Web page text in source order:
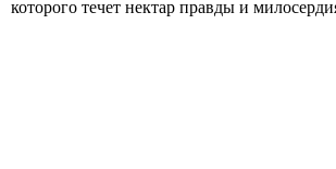
которого течет нектар правды и